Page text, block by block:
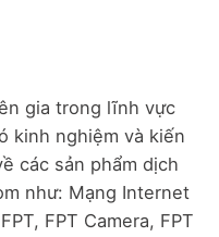
gia trong lĩnh vực
kinh nghiệm và kiến
các sản phẩm dịch
như: Mạng Internet
FPT Camera, FPT